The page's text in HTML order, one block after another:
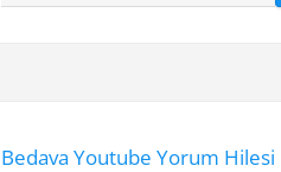
Bedava Youtube Yorum Hilesi